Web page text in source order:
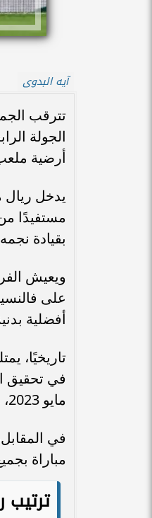
آيه البدوى
تترقب
أرضية
يدخل ريال
مستفيدًا
بقيادة
ويعيش
على
أفضلية
تاريخيًا،
مايو 2023، وهو ما يعزز ثقة أصحاب الأرض.
مباراة